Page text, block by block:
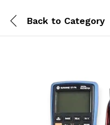
Back to Category